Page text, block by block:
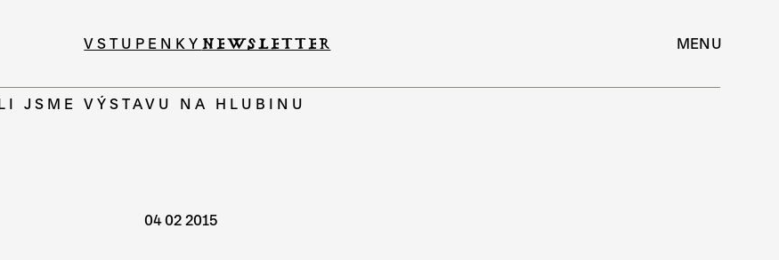
VSTUPENKY NEWSLETTER MENU
JSME VÝSTAVU NA HLUBINU
04 02 2015